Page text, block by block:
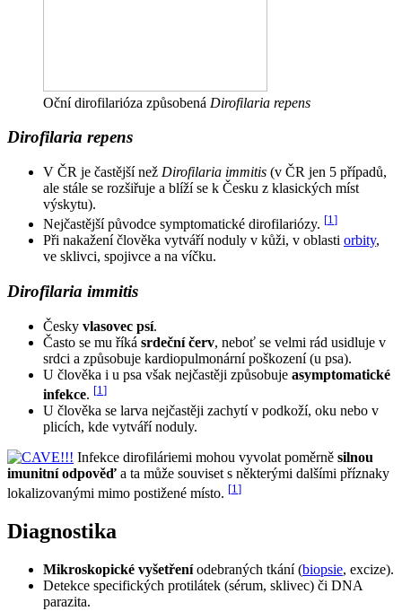
Oční dirofilarióza způsobená Dirofilaria repens
Dirofilaria repens
V ČR je častější než Dirofilaria immitis (v ČR jen 5 případů,
ale stále se rozšiřuje a blíží se k Česku z klasických míst
výskytu).
Nejčastější původce symptomatické dirofilariózy. [1]
Při nakažení člověka vytváří noduly v kůži, v oblasti orbity,
ve sklivci, spojivce a na víčku.
Dirofilaria immitis
Česky vlasovec psí.
Často se mu říká srdeční červ, neboť se velmi rád usidluje v
srdci a způsobuje kardiopulmonární poškození (u psa).
U člověka i u psa však nejčastěji způsobuje asymptomatické
infekce. [1 ]
U člověka se larva nejčastěji zachytí v podkoží, oku nebo v
plicích, kde vytváří noduly.
Infekce dirofiláriemi mohou vyvolat poměrně silnou
imunitní odpověď a ta může souviset s některými dalšími příznaky
lokalizovanými mimo postižené místo. [1]
Diagnostika
Mikroskopické vyšetřeníodebraných tkání (biopsie, excize).
Detekce specifických protilátek (sérum, sklivec) či DNA
parazita.